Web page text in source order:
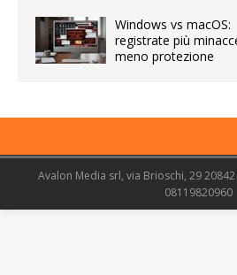
Windows vs macOS:
registrate più
meno protezione
Avalon Media srl, via Brioschi, 29
08119820960